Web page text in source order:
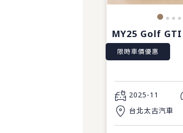
MY25 Golf GTI
限時車價優惠
2025-11
台北太古汽車